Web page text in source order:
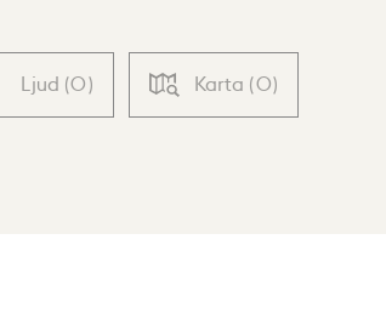
Ljud (0) Karta (0)